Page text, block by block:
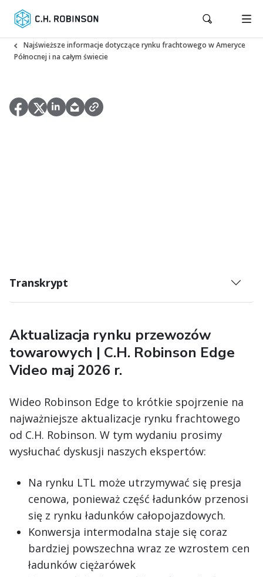
Najświeższe informacje dotyczące rynku frachtowego w Ameryce
Północnej i na całym świecie
Transkrypt
Aktualizacja rynku przewozów
towarowych | C.H. Robinson Edge
Video maj 2026 r.
Wideo Robinson Edge to krótkie spojrzenie na
najważniejsze aktualizacje rynku frachtowego
od C.H. Robinson. W tym wydaniu prosimy
wysłuchać dyskusji naszych ekspertów:
Na rynku LTL może utrzymywać się presja
cenowa, ponieważ część ładunków przenosi
się z rynku ładunków całopojazdowych.
Konwersja intermodalna staje się coraz
bardziej powszechna wraz ze wzrostem cen
ładunków ciężarówek